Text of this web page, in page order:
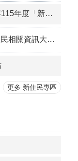
民墊上皮拉提斯班​​​​​​」
關資訊大補帖
更多 新住民專區